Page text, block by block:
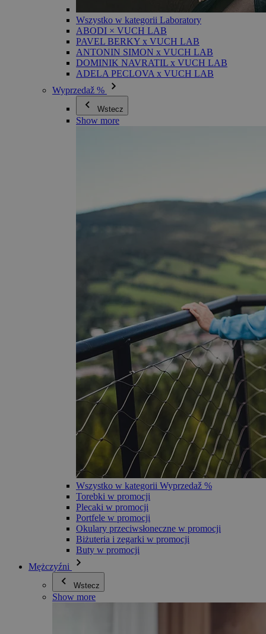
Wszystko w kategorii Laboratory
ABODI × VUCH LAB
PAVEL BERKY x VUCH LAB
ANTONIN SIMON x VUCH LAB
DOMINIK NAVRATIL x VUCH LAB
ADELA PECLOVA x VUCH LAB
Wyprzedaž %
Wstecz
Show more
Wszystko w kategorii Wyprzedaž %
Torebki w promocji
Plecaki w promocji
Portfele w promocji
Okulary przeciwsłoneczne w promocji
Biżuteria i zegarki w promocji
Buty w promocji
Mężczyźni
Wstecz
Show more